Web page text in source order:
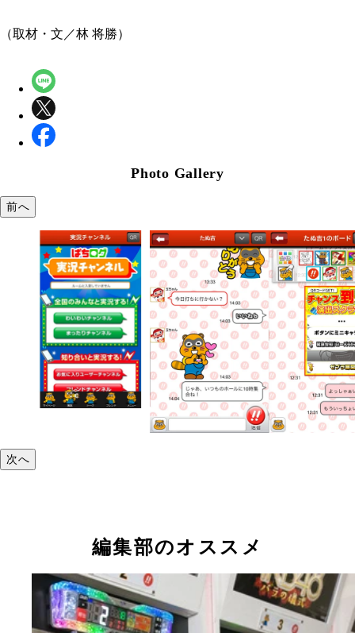
（取材・文／林 将勝）
Photo Gallery
前へ
次へ
編集部のオススメ